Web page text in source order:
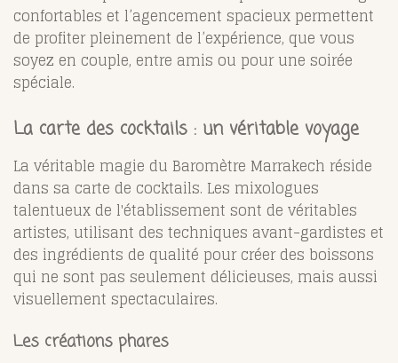
confortables et l’agencement spacieux permettent
de profiter pleinement de l’expérience, que vous
soyez en couple, entre amis ou pour une soirée
spéciale.
La carte des cocktails : un véritable voyage
La véritable magie du Baromètre Marrakech réside
dans sa carte de cocktails. Les mixologues
talentueux de l'établissement sont de véritables
artistes, utilisant des techniques avant-gardistes et
des ingrédients de qualité pour créer des boissons
qui ne sont pas seulement délicieuses, mais aussi
visuellement spectaculaires.
Les créations phares